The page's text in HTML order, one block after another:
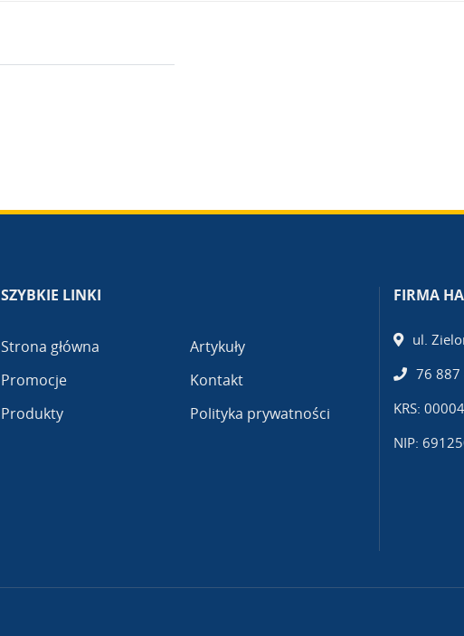
SZYBKIE LINKI
Strona główna
Promocje
Produkty
Artykuły
Kontakt
Polityka prywatności
FIRMA
ul.
76 887
KRS:
NIP: